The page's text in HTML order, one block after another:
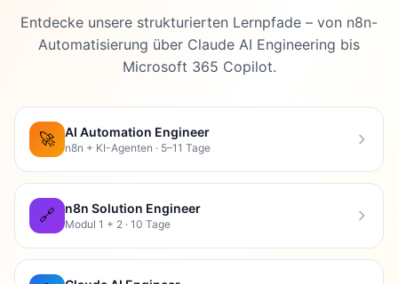
Entdecke unsere strukturierten Lernpfade – von n8n-
Automatisierung über Claude AI Engineering bis
Microsoft 365 Copilot.
🚀 AI Automation Engineer
n8n + KI-Agenten · 5–11 Tage
🔗 n8n Solution Engineer
Modul 1 + 2 · 10 Tage